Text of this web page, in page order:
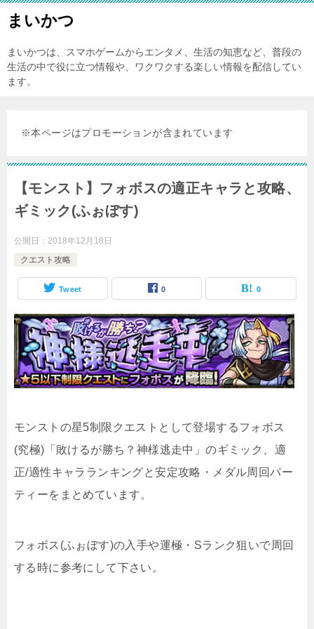
まいかつ
まいかつは、スマホゲームからエンタメ、生活の知恵など、普段の
生活の中で役に立つ情報や、ワクワクする楽しい情報を配信してい
ます。
※本ページはプロモーションが含まれています
【モンスト】フォボスの適正キャラと攻略、
ギミック(ふぉぼす)
公開日： 2018年12月18日
クエスト攻略
Tweet 0 0
モンストの星5制限クエストとして登場するフォボス
(究極)「敗けるが勝ち？神様逃走中」のギミック、適
正/適性キャラランキングと安定攻略・メダル周回パー
ティーをまとめています。
フォボス(ふぉぼす)の入手や運極・Sランク狙いで周回
する時に参考にして下さい。